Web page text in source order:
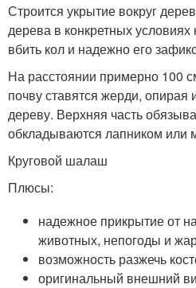
Строится укрытие вокруг
дерева в конкретных
вбить кол и надежно его
На расстоянии примерно 100
почву ставятся жерди, опирая
дереву. Верхняя часть
обкладываются лапником или
Круговой шалаш
Плюсы:
надежное прикрытие от
животных, непогоды и
возможность разжечь
оригинальный внешний